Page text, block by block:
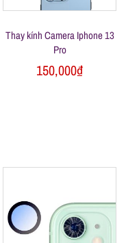
Thay kính Camera Iphone 13
Pro
150,000₫